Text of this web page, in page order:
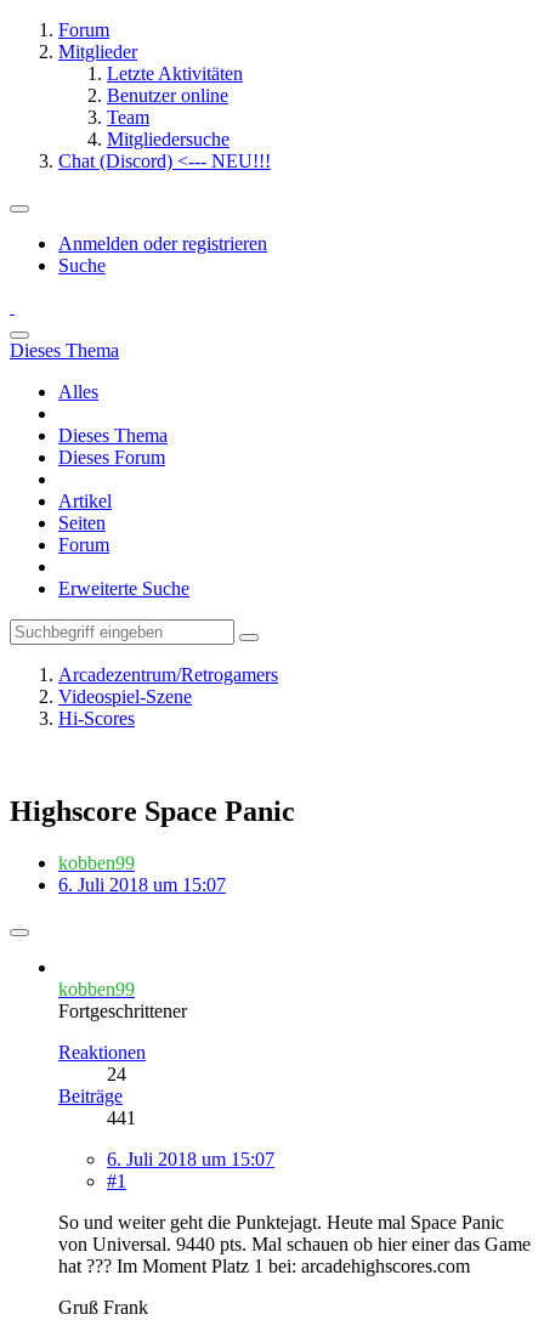
Forum
Mitglieder
Letzte Aktivitäten
Benutzer online
Team
Mitgliedersuche
Chat (Discord) <--- NEU!!!
Anmelden oder registrieren
Suche
Dieses Thema
Alles
Dieses Thema
Dieses Forum
Artikel
Seiten
Forum
Erweiterte Suche
Arcadezentrum/Retrogamers
Videospiel-Szene
Hi-Scores
Highscore Space Panic
kobben99
6. Juli 2018 um 15:07
kobben99
Fortgeschrittener
Reaktionen
24
Beiträge
441
6. Juli 2018 um 15:07
#1
So und weiter geht die Punktejagt. Heute mal Space Panic
von Universal. 9440 pts. Mal schauen ob hier einer das Game
hat ??? Im Moment Platz 1 bei: arcadehighscores.com
Gruß Frank